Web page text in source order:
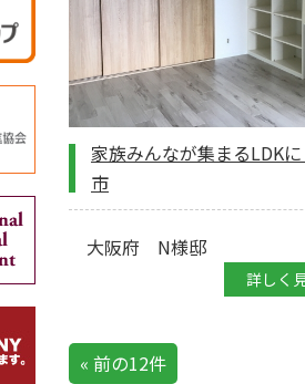
家族みんなが集まるLDK
市
大阪府 N様邸
詳しく
« 前の12件